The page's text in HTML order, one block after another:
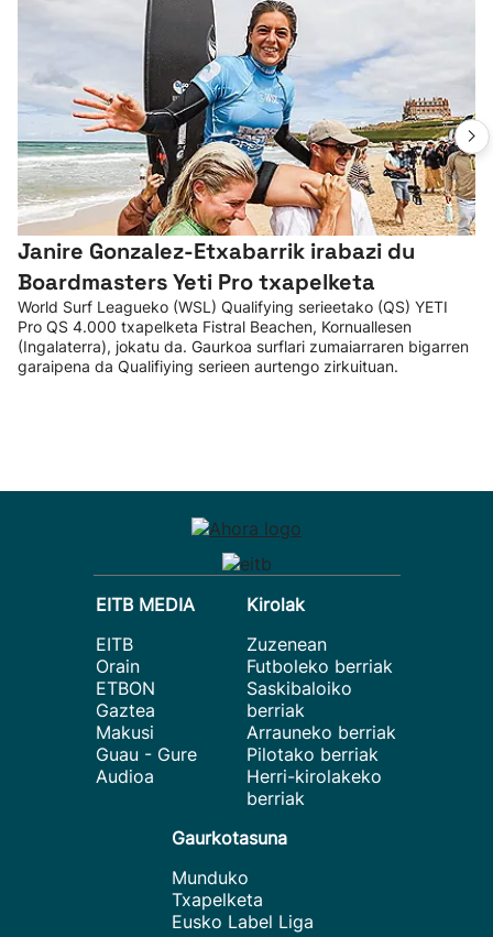
Janire Gonzalez-Etxabarrik irabazi du
Boardmasters Yeti Pro txapelketa
World Surf Leagueko (WSL) Qualifying serieetako (QS) YETI
Pro QS 4.000 txapelketa Fistral Beachen, Kornuallesen
(Ingalaterra), jokatu da. Gaurkoa surflari zumaiarraren bigarren
garaipena da Qualifiying serieen aurtengo zirkuituan.
EITB MEDIA
EITB
Orain
ETBON
Gaztea
Makusi
Guau - Gure
Audioa
Kirolak
Zuzenean
Futboleko berriak
Saskibaloiko
berriak
Arrauneko berriak
Pilotako berriak
Herri-kirolakeko
berriak
Gaurkotasuna
Munduko
Txapelketa
Eusko Label Liga